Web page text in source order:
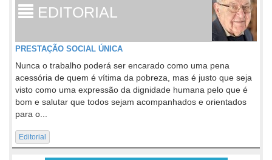
EDITORIAL
PRESTAÇÃO SOCIAL ÚNICA
Nunca o trabalho poderá ser encarado como uma pena
acessória de quem é vítima da pobreza, mas é justo que seja
visto como uma expressão da dignidade humana pelo que é
bom e salutar que todos sejam acompanhados e orientados
para o...
Editorial